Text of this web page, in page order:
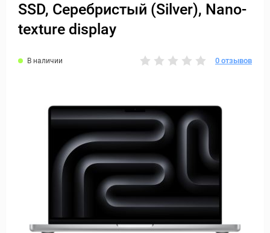
SSD, Серебристый (Silver), Nano-
texture display
В наличии 0 отзывов